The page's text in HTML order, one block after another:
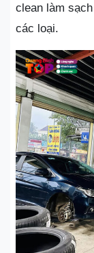
clean làm
các loại.